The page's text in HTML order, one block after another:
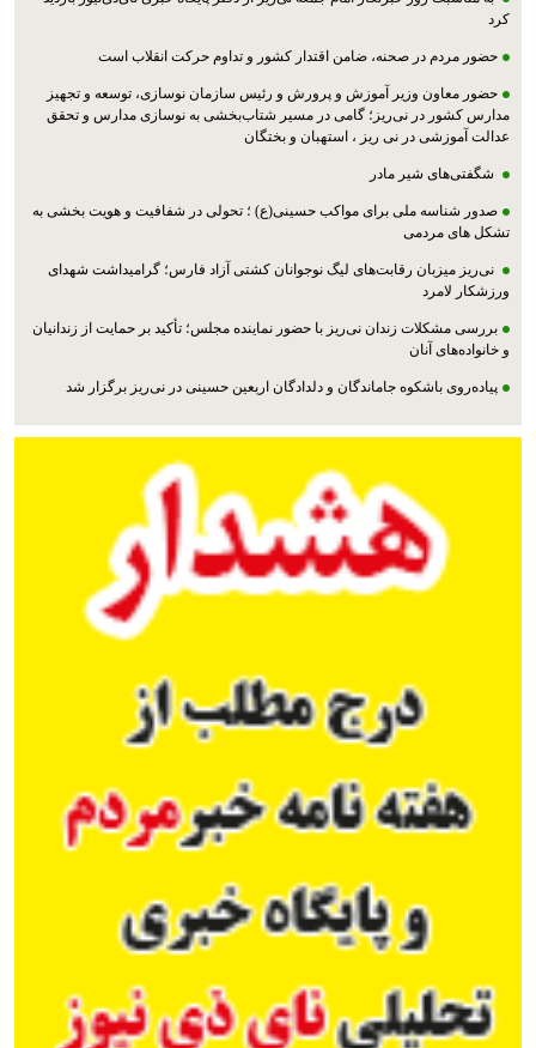
کرد
حضور مردم در صحنه، ضامن اقتدار کشور و تداوم حرکت انقلاب است
حضور معاون وزیر آموزش و پرورش و رئیس سازمان نوسازی، توسعه و تجهیز
مدارس کشور در نی‌ریز؛ گامی در مسیر شتاب‌بخشی به نوسازی مدارس و تحقق
عدالت آموزشی در نی ریز ، استهبان و بختگان
شگفتی‌های شیر مادر
صدور شناسه ملی برای مواکب حسینی(ع) ؛ تحولی در شفافیت و هویت بخشی به
تشکل های مردمی
نی‌ریز میزبان رقابت‌های لیگ نوجوانان کشتی آزاد فارس؛ گرامیداشت شهدای
ورزشکار لامرد
بررسی مشکلات زندان نی‌ریز با حضور نماینده مجلس؛ تأکید بر حمایت از زندانیان
و خانواده‌های آنان
پیاده‌روی باشکوه جاماندگان و دلدادگان اربعین حسینی در نی‌ریز برگزار شد